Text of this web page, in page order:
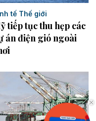
tế Thế giới
tiếp tục thu hẹp các
án điện gió ngoài